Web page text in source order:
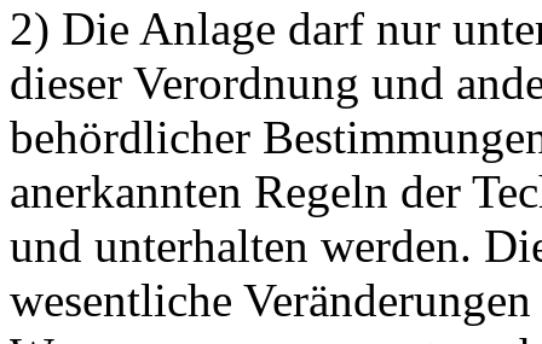
2) Die Anlage darf nur
dieser Verordnung und
behördlicher
anerkannten Regeln der
und unterhalten werden.
wesentliche